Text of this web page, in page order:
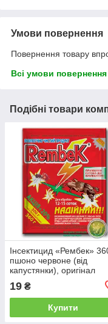
Умови повернення
Повернення товару
Всі умови повернення
Подібні товари
Інсектицид «Рембек»
пшоно червоне (від
капустянки), оригінал
19 ₴
Купити